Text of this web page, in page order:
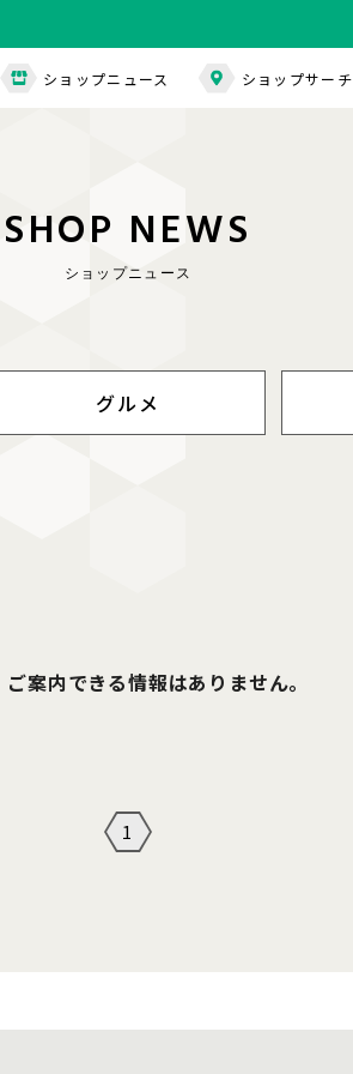
ショップニュース ショップサーチ
SHOP NEWS
ショップニュース
グルメ
案内できる情報はありません。
1